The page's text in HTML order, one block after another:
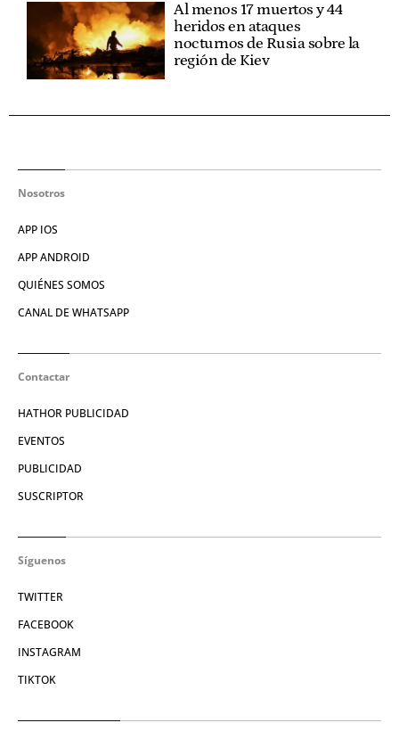
Al menos 17 muertos y 44
heridos en ataques
nocturnos de Rusia sobre la
región de Kiev
Nosotros
APP IOS
APP ANDROID
QUIÉNES SOMOS
CANAL DE WHATSAPP
Contactar
HATHOR PUBLICIDAD
EVENTOS
PUBLICIDAD
SUSCRIPTOR
Síguenos
TWITTER
FACEBOOK
INSTAGRAM
TIKTOK